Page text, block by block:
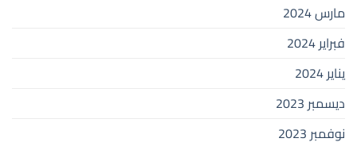
مارس 2024
فبراير 2024
يناير 2024
ديسمبر 2023
نوفمبر 2023